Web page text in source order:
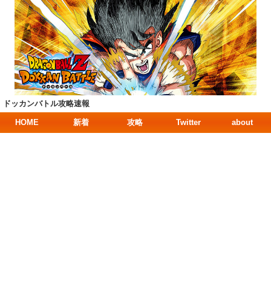
ドッカンバトル攻略速報
HOME 新着 攻略 Twitter about